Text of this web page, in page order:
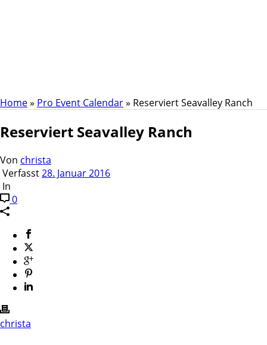
Home» Pro Event Calendar» Reserviert Seavalley Ranch
Reserviert Seavalley Ranch
Von christa
Verfasst28. Januar 2016
In
0
christa